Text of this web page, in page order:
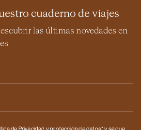
cuaderno de viajes
las últimas novedades en